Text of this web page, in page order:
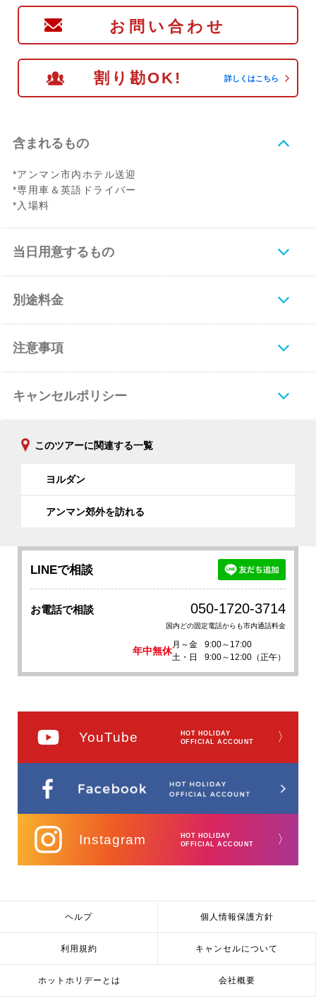
お問い合わせ
割り勘OK! 詳しくはこちら
含まれるもの
*アンマン市内ホテル送迎
*専用車＆英語ドライバー
*入場料
当日用意するもの
別途料金
注意事項
キャンセルポリシー
このツアーに関連する一覧
ヨルダン
アンマン郊外を訪れる
LINEで相談
お電話で相談 050-1720-3714
国内どの固定電話からも市内通話料金
年中無休
月～金
9:00～17:00
土・日
9:00～12:00（正午）
YouTube
HOT HOLIDAY
OFFICIAL ACCOUNT
〉
Instagram
HOT HOLIDAY
OFFICIAL ACCOUNT
〉
ヘルプ 個人情報保護方針
利用規約 キャンセルについて
ホットホリデーとは 会社概要